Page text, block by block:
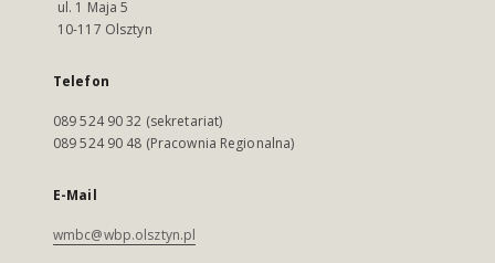
ul. 1 Maja 5
10-117 Olsztyn
Telefon
089 524 90 32 (sekretariat)
089 524 90 48 (Pracownia Regionalna)
E-Mail
wmbc@wbp.olsztyn.pl